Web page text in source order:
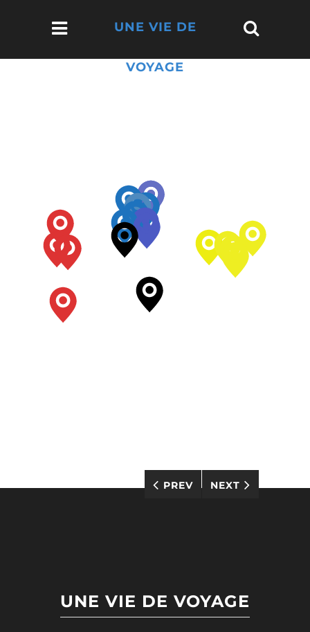
UNE VIE DE
VOYAGE
PREV NEXT
UNE VIE DE VOYAGE